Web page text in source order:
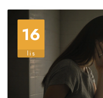
16
lis